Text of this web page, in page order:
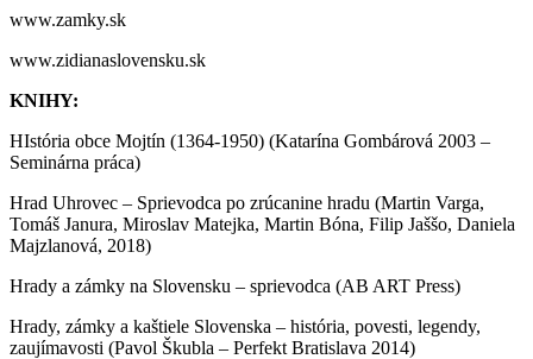
www.zamky.sk
www.zidianaslovensku.sk
KNIHY:
HIstória obce Mojtín (1364-1950) (Katarína Gombárová 2003 –
Seminárna práca)
Hrad Uhrovec – Sprievodca po zrúcanine hradu (Martin Varga,
Tomáš Janura, Miroslav Matejka, Martin Bóna, Filip Jaššo, Daniela
Majzlanová, 2018)
Hrady a zámky na Slovensku – sprievodca (AB ART Press)
Hrady, zámky a kaštiele Slovenska – história, povesti, legendy,
zaujímavosti (Pavol Škubla – Perfekt Bratislava 2014)